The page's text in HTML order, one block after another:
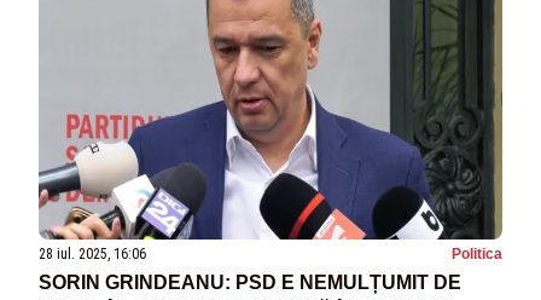
28 iul. 2025, 16:06 Politica
SORIN GRINDEANU: PSD E NEMULȚUMIT DE